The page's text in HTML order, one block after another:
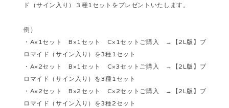
ド（サイン入り）３種1セットをプレゼントいたします。
例）
・A×1セット B×1セット C×1セットご購入 →【2L版】ブ
ロマイド（サイン入り）を3種1セット
・A×2セット B×1セット C×3セットご購入 →【2L版】ブ
ロマイド（サイン入り）を3種1セット
・A×2セット B×2セット C×2セットご購入 →【2L版】ブ
ロマイド（サイン入り）を3種2セット